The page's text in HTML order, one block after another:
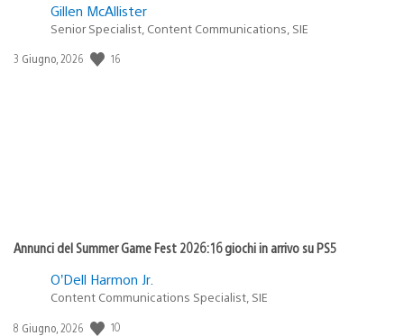
Gillen McAllister
Senior Specialist, Content Communications, SIE
Data
3 Giugno, 2026 16
Annunci del Summer Game Fest 2026: 16 giochi in arrivo su PS5
O’Dell Harmon Jr.
Content Communications Specialist, SIE
Data
8 Giugno, 2026 10